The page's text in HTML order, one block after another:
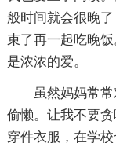
般时间就会很晚
束了再一起吃晚
是浓浓的爱。
虽然妈妈常
偷懒。让我不要
穿件衣服，在学